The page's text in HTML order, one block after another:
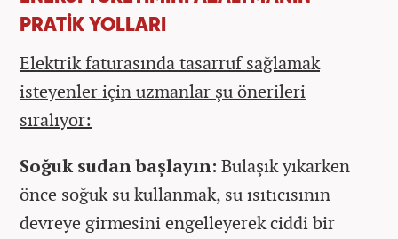
PRATİK YOLLARI
Elektrik faturasında tasarruf sağlamak
isteyenler için uzmanlar şu önerileri
sıralıyor:
Soğuk sudan başlayın: Bulaşık yıkarken
önce soğuk su kullanmak, su ısıtıcısının
devreye girmesini engelleyerek ciddi bir